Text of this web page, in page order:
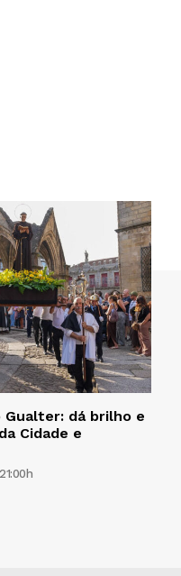
Gualter: dá brilho e
Cidade e